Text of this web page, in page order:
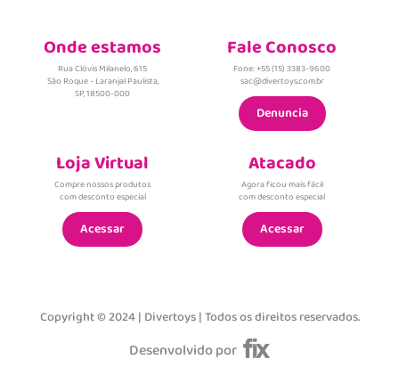
Onde estamos
Rua Clóvis Milanelo, 615
São Roque - Laranjal Paulista,
SP, 18500-000
Fale Conosco
Fone: +55 (15) 3383-9600
sac@divertoys.com.br
Denuncia
Loja Virtual
Compre nossos produtos
com desconto especial
Acessar
Atacado
Agora ficou mais fácil
com desconto especial
Acessar
Copyright © 2024 | Divertoys | Todos os direitos reservados.
Desenvolvido por